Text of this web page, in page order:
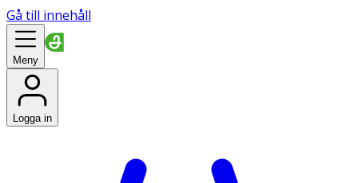
Gå till innehåll
Meny
Logga in